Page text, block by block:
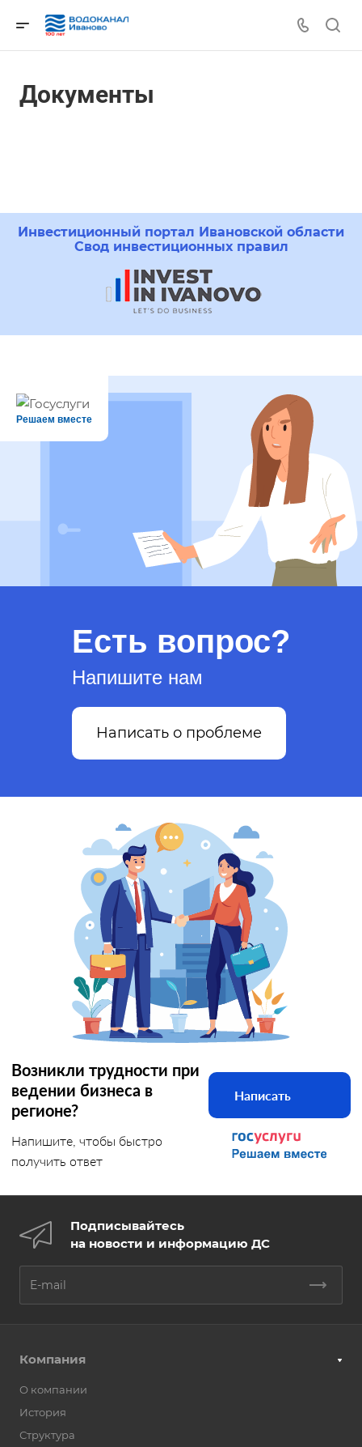
Документы
Инвестиционный портал Ивановской области
Свод инвестиционных правил
Есть вопрос?
Напишите нам
Написать о проблеме
Решаем вместе
Возникли трудности при
ведении бизнеса в
регионе?
Напишите, чтобы быстро
получить ответ
Написать
Подписывайтесь
на новости и информацию ДС
Компания
О компании
История
Структура